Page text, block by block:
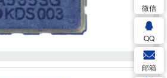
微信
QQ
邮箱